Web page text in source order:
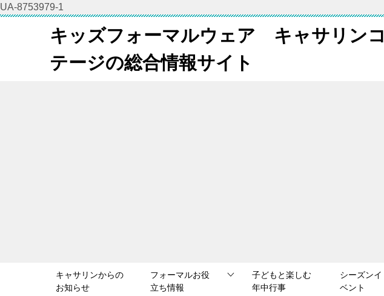
UA-8753979-1
キッズフォーマルウェア キャサリンコ
テージの総合情報サイト
キャサリンからの
お知らせ
フォーマルお役
立ち情報
子どもと楽しむ
年中行事
シーズンイ
ベント